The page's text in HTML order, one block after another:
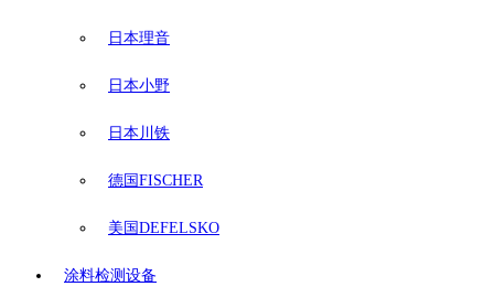
日本理音
日本小野
日本川铁
德国FISCHER
美国DEFELSKO
涂料检测设备